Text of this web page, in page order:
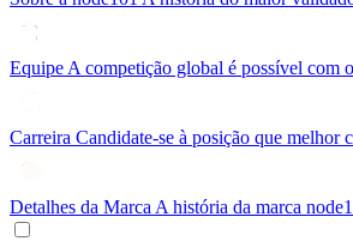
Equipe A competição global é possível com
Carreira Candidate-se à posição que melhor
Detalhes da Marca A história da marca